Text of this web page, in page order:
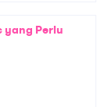
yang Perlu